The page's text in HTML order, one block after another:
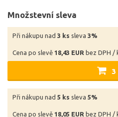
Množstevní sleva
Při nákupu nad 3 ks sleva 3%
Cena po slevě 18,43 EUR bez DPH /
3
Při nákupu nad 5 ks sleva 5%
Cena po slevě 18,05 EUR bez DPH /